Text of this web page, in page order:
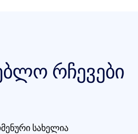
რჩევები
სახელია